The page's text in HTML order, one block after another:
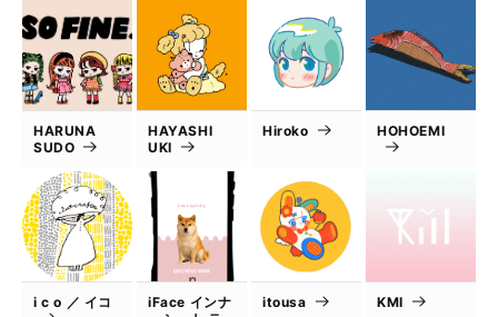
HARUNA
SUDO
HAYASHI
UKI
Hiroko HOHOEMI
i c o ／ イコ
iFace インナ
itousa KMI